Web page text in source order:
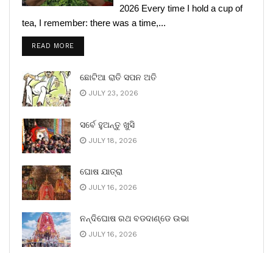
2026 Every time I hold a cup of
tea, I remember: there was a time,...
READ MORE
ଛୋଟିଆ ରାତି ସପନ ଅତି
JULY 23, 2026
ସର୍ବେ ହୁଅନ୍ତୁ ଖୁସି
JULY 18, 2026
ଘୋଷ ଯାତ୍ରା
JULY 16, 2026
ନନ୍ଦିଘୋଷ ରଥ ବଡଦାଣ୍ଡେ ଉଭା
JULY 16, 2026